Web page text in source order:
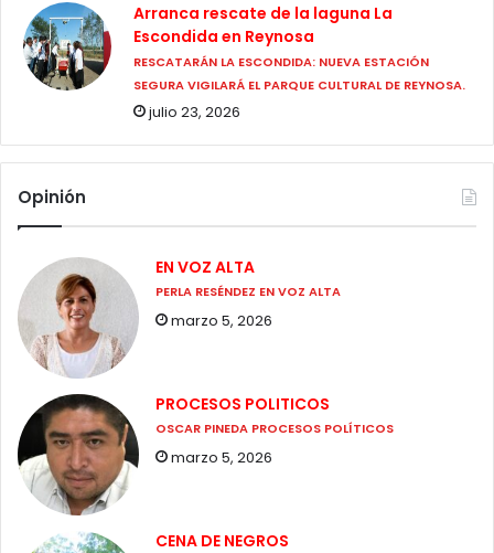
Arranca rescate de la laguna La
Escondida en Reynosa
RESCATARÁN LA ESCONDIDA: NUEVA ESTACIÓN
SEGURA VIGILARÁ EL PARQUE CULTURAL DE REYNOSA.
julio 23, 2026
Opinión
EN VOZ ALTA
PERLA RESÉNDEZ EN VOZ ALTA
marzo 5, 2026
PROCESOS POLITICOS
OSCAR PINEDA PROCESOS POLÍTICOS
marzo 5, 2026
CENA DE NEGROS